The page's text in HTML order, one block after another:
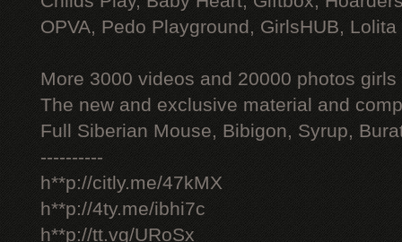
OPVA, Pedo Playground, GirlsHUB, Lolita
More 3000 videos and 20000 photos
The new and exclusive material and
Full Siberian Mouse, Bibigon, Syrup,
----------
h**p://citly.me/47kMX
h**p://4ty.me/ibhi7c
h**p://tt.vg/URoSx